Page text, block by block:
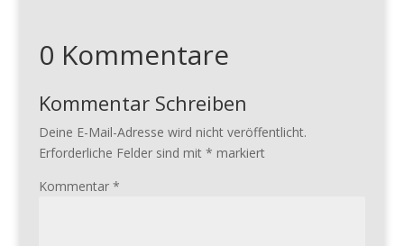
0 Kommentare
Kommentar Schreiben
Deine E-Mail-Adresse wird nicht veröffentlicht.
Erforderliche Felder sind mit * markiert
Kommentar *